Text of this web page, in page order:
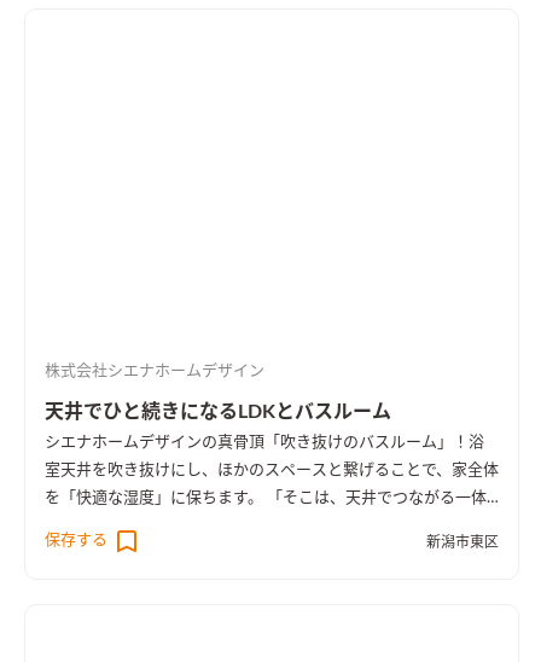
株式会社シエナホームデザイン
天井でひと続きになるLDKとバスルーム
シエナホームデザインの真骨頂「吹き抜けのバスルーム」！浴
室天井を吹き抜けにし、ほかのスペースと繋げることで、家全体
を「快適な湿度」に保ちます。 「そこは、天井でつながる一体
だわりを詰め込んだ、シエナ自慢の一軒です。屋根まで続く、高
保存する 新潟市東区